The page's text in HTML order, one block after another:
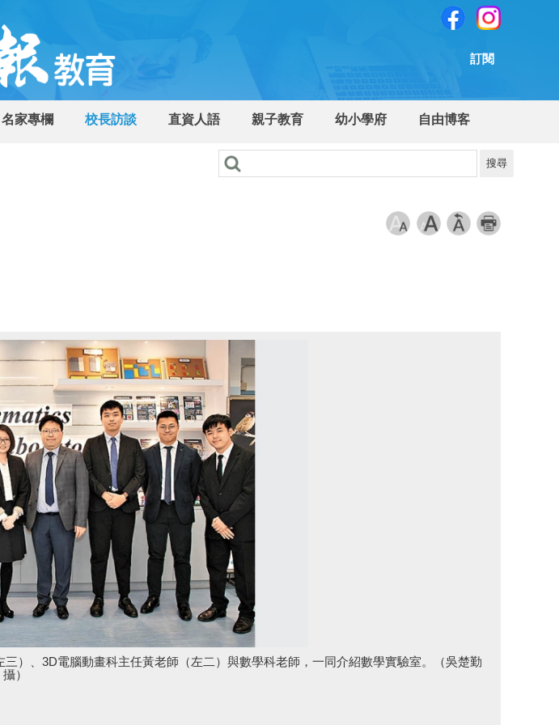
訂閱
名家專欄 校長訪談 直資人語 親子教育 幼小學府 自由博客
搜尋
）、3D電腦動畫科主任黃老師（左二）與數學科老師，一同介紹數學實驗室。（吳楚勤
攝）